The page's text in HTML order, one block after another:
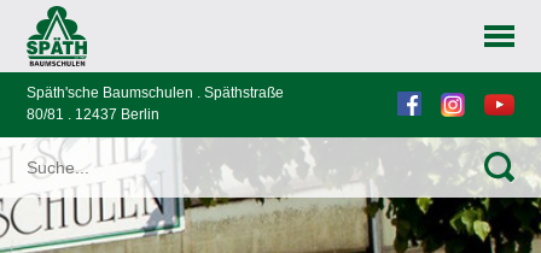
Späth'sche Baumschulen . Späthstraße
80/81 . 12437 Berlin